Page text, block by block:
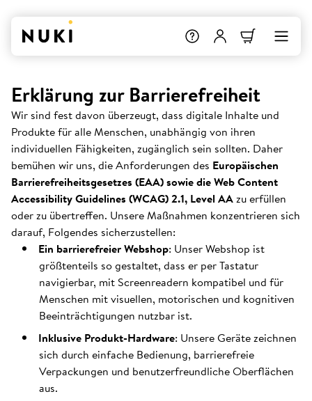
Erklärung zur Barrierefreiheit
Wir sind fest davon überzeugt, dass digitale Inhalte und
Produkte für alle Menschen, unabhängig von ihren
individuellen Fähigkeiten, zugänglich sein sollten. Daher
bemühen wir uns, die Anforderungen des Europäischen
Barrierefreiheitsgesetzes (EAA) sowie die Web Content
Accessibility Guidelines (WCAG) 2.1, Level AAzu erfüllen
oder zu übertreffen. Unsere Maßnahmen konzentrieren sich
darauf, Folgendes sicherzustellen:
Ein barrierefreier Webshop: Unser Webshop ist
größtenteils so gestaltet, dass er per Tastatur
navigierbar, mit Screenreadern kompatibel und für
Menschen mit visuellen, motorischen und kognitiven
Beeinträchtigungen nutzbar ist.
Inklusive Produkt-Hardware: Unsere Geräte zeichnen
sich durch einfache Bedienung, barrierefreie
Verpackungen und benutzerfreundliche Oberflächen
aus.